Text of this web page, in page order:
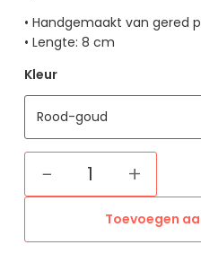
• Handgemaakt van gered
• Lengte: 8 cm
Kleur
− +
Toevoegen